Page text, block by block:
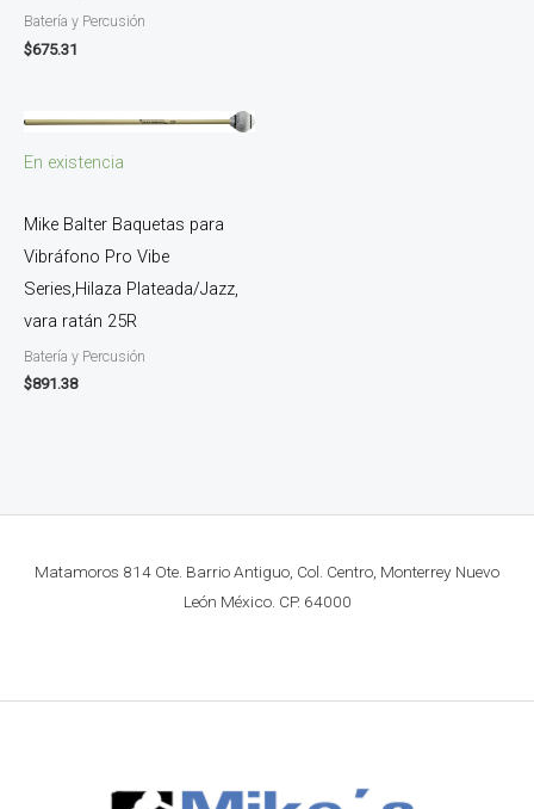
Batería y Percusión
$675.31
En existencia
Mike Balter Baquetas para
Vibráfono Pro Vibe
Series,Hilaza Plateada/Jazz,
vara ratán 25R
Batería y Percusión
$891.38
Matamoros 814 Ote. Barrio Antiguo, Col. Centro, Monterrey Nuevo
León México. CP. 64000